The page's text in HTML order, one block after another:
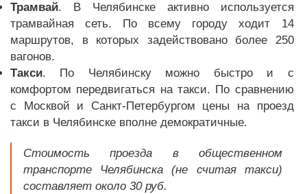
Трамвай. В Челябинске активно используется
трамвайная сеть. По всему городу ходит 14
маршрутов, в которых задействовано более 250
вагонов.
Такси. По Челябинску можно быстро и с
комфортом передвигаться на такси. По сравнению
с Москвой и Санкт-Петербургом цены на проезд
такси в Челябинске вполне демократичные.
Стоимость проезда в общественном
транспорте Челябинска (не считая такси)
составляет около 30 руб.